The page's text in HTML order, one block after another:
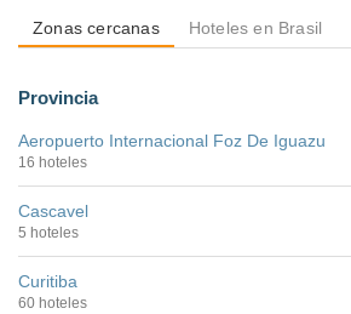
Zonas cercanas Hoteles en Brasil
Provincia
Aeropuerto Internacional Foz De Iguazu
16 hoteles
Cascavel
5 hoteles
Curitiba
60 hoteles